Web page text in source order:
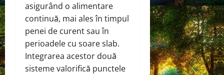
asigurând o alimentare
continuă, mai ales în timpul
penei de curent sau în
perioadele cu soare slab.
Integrarea acestor două
sisteme valorifică punctele